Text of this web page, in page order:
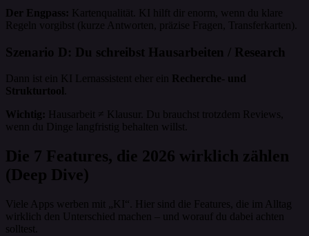
Der Engpass: Kartenqualität. KI hilft dir enorm, wenn du klare
Regeln vorgibst (kurze Antworten, präzise Fragen, Transferkarten).
Szenario D: Du schreibst Hausarbeiten / Research
Dann ist ein KI Lernassistent eher ein Recherche- und
Strukturtool
Wichtig: Hausarbeit ≠ Klausur. Du brauchst trotzdem Reviews,
wenn du Dinge langfristig behalten willst.
Die 7 Features, die 2026 wirklich zählen
(Deep Dive)
Viele Apps werben mit „KI“. Hier sind die Features, die im Alltag
wirklich den Unterschied machen – und worauf du dabei achten
solltest.